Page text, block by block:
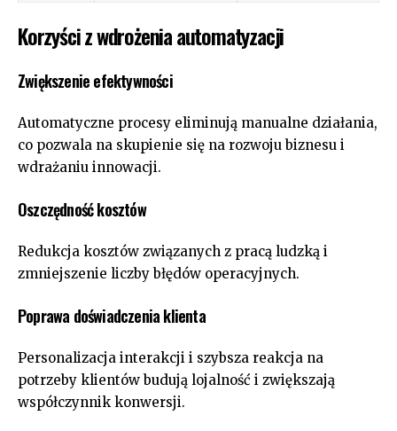
Korzyści z wdrożenia automatyzacji
Zwiększenie efektywności
Automatyczne procesy eliminują manualne działania,
co pozwala na skupienie się na rozwoju biznesu i
wdrażaniu innowacji.
Oszczędność kosztów
Redukcja kosztów związanych z pracą ludzką i
zmniejszenie liczby błędów operacyjnych.
Poprawa doświadczenia klienta
Personalizacja interakcji i szybsza reakcja na
potrzeby klientów budują lojalność i zwiększają
współczynnik konwersji.